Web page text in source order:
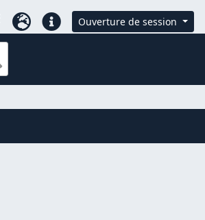
papier
LangueLiens rapidesOuverture de session